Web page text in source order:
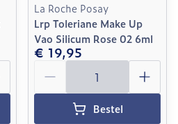
La Roche Posay
Lrp Toleriane Make Up
Vao Silicum Rose 02 6ml
€ 19,95
Aantal
Bestel